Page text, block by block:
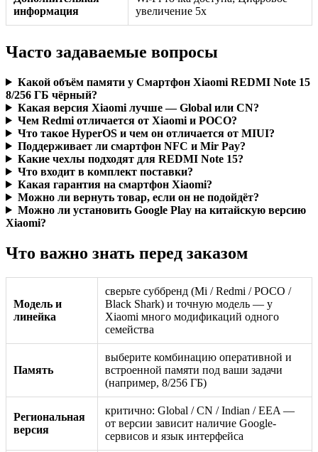
информация
увеличение 5x
Часто задаваемые вопросы
Какой объём памяти у Смартфон Xiaomi REDMI Note 15
8/256 ГБ чёрный?
Какая версия Xiaomi лучше — Global или CN?
Чем Redmi отличается от Xiaomi и POCO?
Что такое HyperOS и чем он отличается от MIUI?
Поддерживает ли смартфон NFC и Mir Pay?
Какие чехлы подходят для REDMI Note 15?
Что входит в комплект поставки?
Какая гарантия на смартфон Xiaomi?
Можно ли вернуть товар, если он не подойдёт?
Можно ли установить Google Play на китайскую версию
Xiaomi?
Что важно знать перед заказом
Модель и
линейка
сверьте суббренд (Mi / Redmi / POCO /
Black Shark) и точную модель — у
Xiaomi много модификаций одного
семейства
Память
выберите комбинацию оперативной и
встроенной памяти под ваши задачи
(например, 8/256 ГБ)
Региональная
версия
критично: Global / CN / Indian / EEA —
от версии зависит наличие Google-
сервисов и язык интерфейса